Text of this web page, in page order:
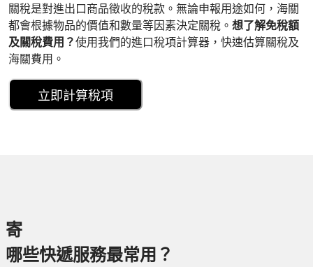
關稅是對進出口商品徵收的稅款。無論申報用途如何，海關
都會根據物品的價值和數量等因素決定關稅。 想了解免稅額
及關稅費用？使用我們的進口稅項計算器，快速估算關稅及
海關費用。
立即計算稅項
寄
哪些快遞服務最常用？